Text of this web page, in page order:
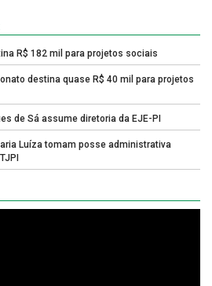
R$ 182 mil para projetos sociais
destina quase R$ 40 mil para projetos
de Sá assume diretoria da EJE-PI
Luíza tomam posse administrativa